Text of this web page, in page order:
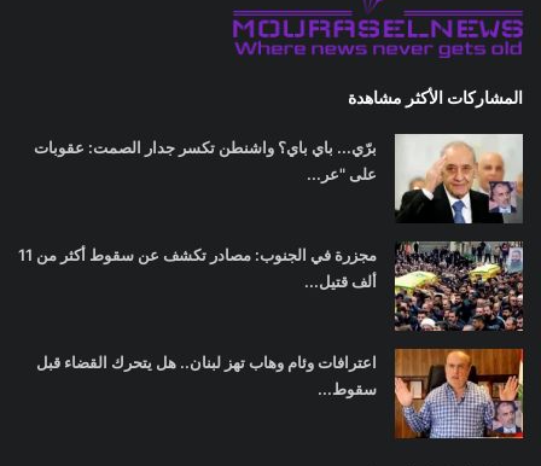
المشاركات الأكثر مشاهدة
برّي... باي باي؟ واشنطن تكسر جدار الصمت: عقوبات
على "عر...
مجزرة في الجنوب: مصادر تكشف عن سقوط أكثر من 11
ألف قتيل...
اعترافات وئام وهاب تهز لبنان.. هل يتحرك القضاء قبل
سقوط...